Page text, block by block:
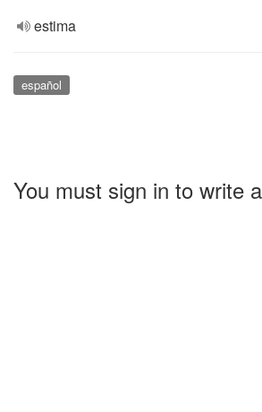
estima
español
You must sign in to write